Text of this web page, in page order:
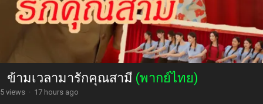
ข้ามเวลามารักคุณสามี (พากย์ไทย)
5 views · 17 hours ago